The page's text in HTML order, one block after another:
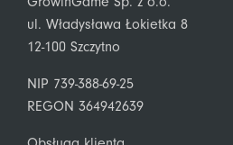
ul. Władysława Łokietka 8
12-100 Szczytno
NIP 739-388-69-25
REGON 364942639